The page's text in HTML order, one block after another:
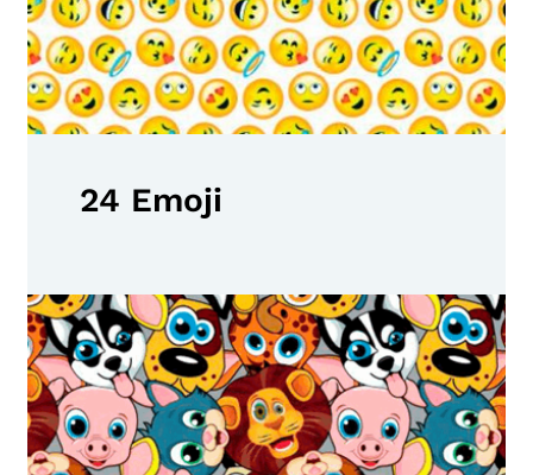
24 Emoji